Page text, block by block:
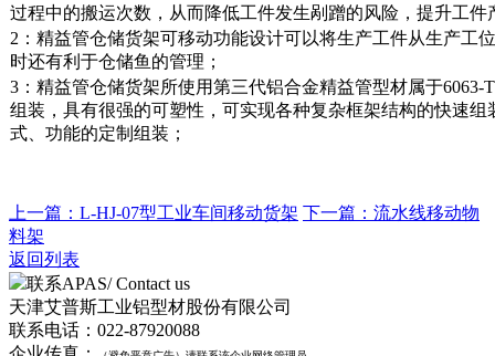
过程中的搬运次数，从而降低工件发生剐蹭的风险，提升工件
2：精益管仓储货架可移动功能设计可以将生产工件从生产工
时还有利于仓储鱼的管理；
3：精益管仓储货架所使用第三代铝合金精益管型材属于
组装，具有很强的可塑性，可实现各种复杂框架结构的快速
式、功能的定制组装；
上一篇：L-HJ-07型工业车间移动货架 下一篇：流水线移动物
料架
返回列表
联系APAS/ Contact us
天津艾普斯工业铝型材股份有限公司
联系电话：022-87920088